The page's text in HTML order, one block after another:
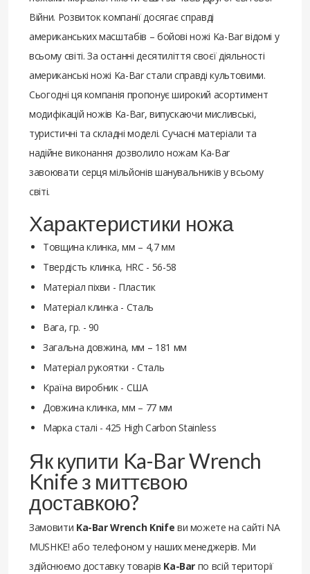
Війни. Розвиток компанії досягає справді
американських масштабів – бойові ножі Ka-Bar відомі у
всьому світі. За останні десятиліття своєї діяльності
американські ножі Ka-Bar стали справді культовими.
Сьогодні ця компанія пропонує широкий асортимент
модифікацій ножів Ka-Bar, випускаючи мисливські,
туристичні та складні моделі. Сучасні матеріали та
надійне виконання дозволило ножам Ka-Bar
завоювати серця мільйонів шанувальників у всьому
світі.
Характеристики ножа
Товщина клинка, мм – 4,7 мм
Твердість клинка, HRC - 56-58
Матеріал піхви - Пластик
Матеріал клинка - Сталь
Вага, гр. - 90
Загальна довжина, мм – 181 мм
Матеріал рукоятки - Сталь
Країна виробник - США
Довжина клинка, мм – 77 мм
Марка сталі - 425 High Carbon Stainless
Як купити Ka-Bar Wrench
Knife з миттєвою
доставкою?
Замовити Ka-Bar Wrench Knife ви можете на сайті NA
MUSHKE! або телефоном у наших менеджерів. Ми
здійснюємо доставку товарів Ka-Bar по всій території